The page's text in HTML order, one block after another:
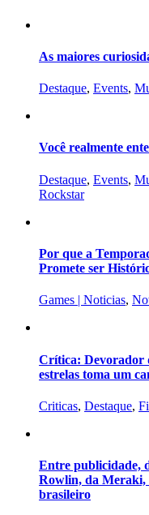
As maiores
Destaque, Events,
Você realmente
Destaque, Events,
Rockstar
Por que a
Promete ser
Games | Noticias,
Crítica: Devorador
estrelas toma um
Criticas, Destaque,
Entre publicidade,
Rowlin, da Meraki,
brasileiro